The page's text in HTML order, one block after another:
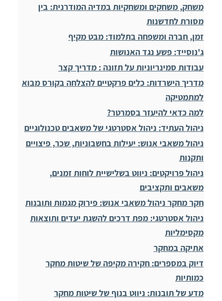
משחק, משחקים ומשחקיות במדיה המודרנית: בין
מסורת לחדשנות
זמן, חברה ומשפחה בתלמוד: מבט מקיף
ג'נוסייד: פשע נגד האנושות
עבודות סמינריוניות על תזונה : מדריך קצר
מדריך הישרדות: כלים פרקטיים להצלחה בקורס מבוא
למתמטיקה
למה כדאי להיעזר בסמרטר?
ניהול העתיד: ניהול אסטרטגי של משאבים טכנולוגיים
ניהול משאבי אנוש: יעילות בחשבוניות, שכר, פיצויים
ותקנות
ניהול פרויקטים: ניווט בשלישיית לוחות זמנים,
משאבים ותקציבים
חקר מחקר ניהול משאבי אנוש: פירוק מגמות ותובנות
ניהול אסטרטגי: מפת דרכים להשגת יעדים ותוצאות
מקסימליות
אתיקה במחקר
דיוק במספרים: חקירה מקיפה של שיטות מחקר
כמותיות
מדע של תובנות: ניווט בנוף של שיטות מחקר